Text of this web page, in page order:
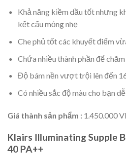
Khả năng kiềm dầu tốt nhưng
kết cấu mỏng nhẹ
Che phủ tốt các khuyết điểm
Chứa nhiều thành phần để
Độ bám nền vượt trội lên đến
Có nhiều sắc độ màu cho bạn
Giá thành sản phẩm : 1.450.000
Klairs Illuminating Supple
40 PA++